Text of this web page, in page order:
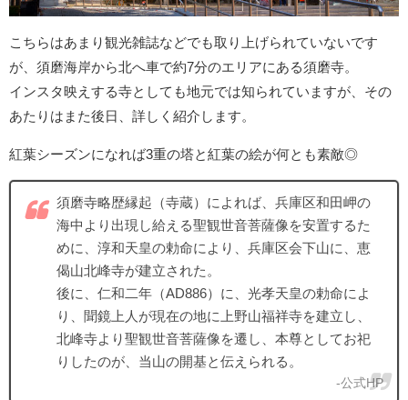
こちらはあまり観光雑誌などでも取り上げられていないです
が、須磨海岸から北へ車で約7分のエリアにある須磨寺。
インスタ映えする寺としても地元では知られていますが、その
あたりはまた後日、詳しく紹介します。
紅葉シーズンになれば3重の塔と紅葉の絵が何とも素敵◎
須磨寺略歴縁起（寺蔵）によれば、兵庫区和田岬の
海中より出現し給える聖観世音菩薩像を安置するた
めに、淳和天皇の勅命により、兵庫区会下山に、恵
偈山北峰寺が建立された。
後に、仁和二年（AD886）に、光孝天皇の勅命によ
り、聞鏡上人が現在の地に上野山福祥寺を建立し、
北峰寺より聖観世音菩薩像を遷し、本尊としてお祀
りしたのが、当山の開基と伝えられる。
-公式HP